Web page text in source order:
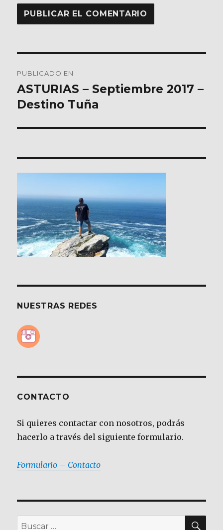
de
entradas
PUBLICADO EN
ASTURIAS – Septiembre 2017 –
Destino Tuña
NUESTRAS REDES
CONTACTO
Si quieres contactar con nosotros, podrás
hacerlo a través del siguiente formulario.
Formulario – Contacto
Buscar